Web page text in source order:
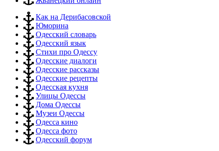
Как на Дерибасовской
Юморина
Одесский словарь
Одесский язык
Стихи про Одессу
Одесские диалоги
Одесские рассказы
Одесские рецепты
Одесская кухня
Улицы Одессы
Дома Одессы
Музеи Одессы
Одесса кино
Одесса фото
Одесский форум